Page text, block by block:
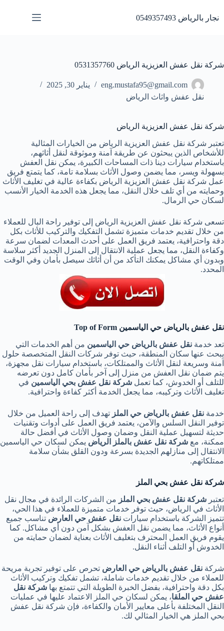
المحتوى
نجار بالرياض 0549357493
شركة نقل عفش العزيزية الرياض 0531357760
eng.mustafa95@gmail.com
يناير 30, 2025
نقل عفش واثاث الرياض
شركة نقل عفش العزيزية الرياض
تعتبر شركة نقل عفش العزيزية الرياض من الخيارات المثالية
للأشخاص الذين يبحثون عن طريقة آمنة وموثوقة لنقل أثاثهم،
باستخدام سيارات دينا ذات المساحات الكبيرة، يمكن نقل العفش
بسهولة ويسر، مما يضمن وصول الأثاث بسلامة تامة، كما يتمتع فريق
عمل شركة نقل عفش العزيزية الرياض بكفاءة عالية في تغليف الأثاث
وحمايته من أي تلف خلال النقل، مما يجعل هذه الخدمة الخيار الأنسب
لسكان حي الرمال.
تسعى شركة نقل عفش العزيزية الرياض إلى توفير راحة البال للعملاء
من خلال تقديم خدمات متميزة تشمل التفكيك والتركيب للأثاث بكل
دقة واحترافية، يعتمد فريق العمل على أحدث المعدات لضمان سرعة
وكفاءة النقل، مما يجعل عملية الانتقال إلى المنزل الجديد أكثر سلاسة
وبدون أي مشاكل يمكنك التأكد من أن أثاثك سيصل بأمان وفي الوقت
المحدد.
نقل عفش بالرياض حي الياسمين Top of Form
تعد خدمة نقل عفش بالرياض حي الياسمين من أهم الخدمات التي
يبحث عنها سكان المنطقة، حيث توفر شركات النقل المتخصصة حلول
آمنة وسريعة لنقل الأثاث والممتلكات، باستخدام سيارات نقل مجهزة،
يتم ضمان نقل العفش من منزل إلى آخر بأمان كامل دون تعرضه
للتلف أو الخدوش، كما تعمل شركة نقل عفش بحي الياسمين في
تغليف الأثاث وتركيبه، مما يجعل الخدمة أكثر كفاءة واحترافية.
خدمة نقل عفش بالرياض حي الملز تهدف إلى راحة العميل من خلال
توفير النقل السلس والآمن، يعتمد فريق العمل على أدوات وتقنيات
حديثة لتسهيل عملية النقل وضمان وصول الأثاث في أفضل حالة
ممكنة، مع شركة نقل عفش بالملز الرياض يمكن لسكان حي الياسمين
الانتقال إلى منازلهم الجديدة بسرعة ودون القلق بشأن سلامة
ممتلكاتهم.
شركة نقل عفش بحي الملز
تعتبر شركة نقل عفش بحي الملز من الشركات الرائدة في مجال نقل
الأثاث في الرياض، حيث توفر خدمات متميزة للعملاء في هذا الحي،
تتميز الشركة باستخدام سيارات نقل عفش حي العارض تناسب جميع
أنواع الأثاث، مما يضمن نقل العفش بشكل آمن دون أي مشاكل. كما
يقوم فريق العمل المحترف بتغليف الأثاث بعناية لضمان حمايته من
الخدوش أو التلف أثناء النقل.
شركة نقل عفش بالرياض حي العارض تحرص على توفير تجربة مريحة
للعملاء من خلال تقديم خدمات شاملة، تشمل تفكيك وتركيب الأثاث
بكل دقة واحترافية، بفضل الخبرة الطويلة التي تتمتع بها شركة نقل
عفش حي الملقا، يمكن لسكان حي الملز الاعتماد عليها في عمليات
النقل المختلفة بأعلى معايير الأمان والكفاءة، فإن شركة نقل عفش
بحي الملز هي الخيار المثالي لك.